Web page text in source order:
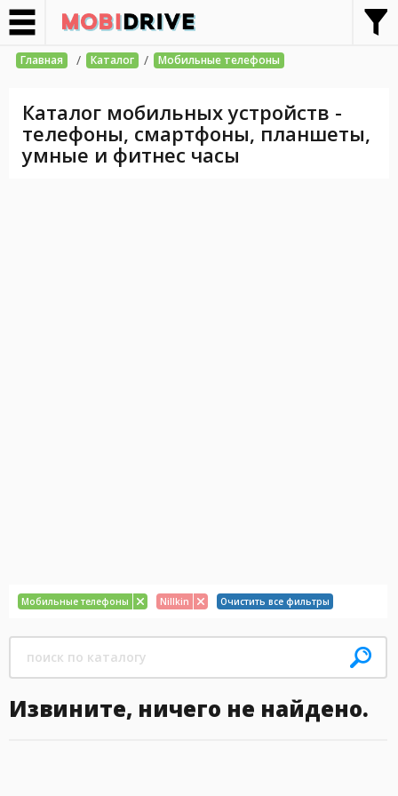
Главная / Каталог / Мобильные телефоны
Каталог мобильных устройств -
телефоны, смартфоны, планшеты,
умные и фитнес часы
Мобильные телефоны Nillkin Очистить все фильтры
Извините, ничего не найдено.